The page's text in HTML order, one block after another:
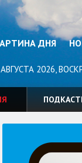
ДНЯ
2026,